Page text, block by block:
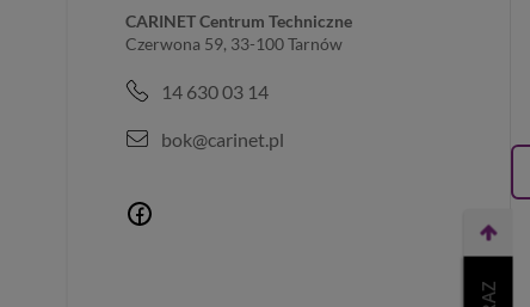
CARINET Centrum Techniczne
Czerwona 59, 33-100 Tarnów
14 630 03 14
bok@carinet.pl